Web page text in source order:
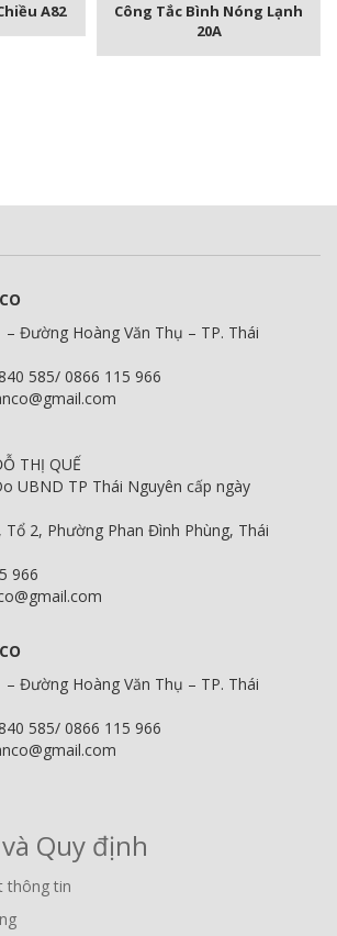
A82
Công Tắc Bình Nóng Lạnh
20A
– Đường Hoàng Văn Thụ – TP. Thái
585/ 0866 115 966
THỊ QUẾ
UBND TP Thái Nguyên cấp ngày
2, Phường Phan Đình Phùng, Thái
966
– Đường Hoàng Văn Thụ – TP. Thái
585/ 0866 115 966
Quy định
thông tin